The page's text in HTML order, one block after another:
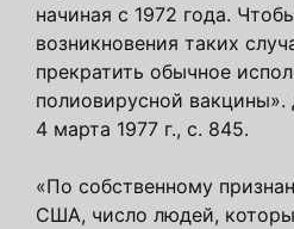
начиная с 1972 года.
возникновения таких
прекратить обычное
полиовирусной
4 марта 1977 г., с. 845.
«По собственному
США, число людей,